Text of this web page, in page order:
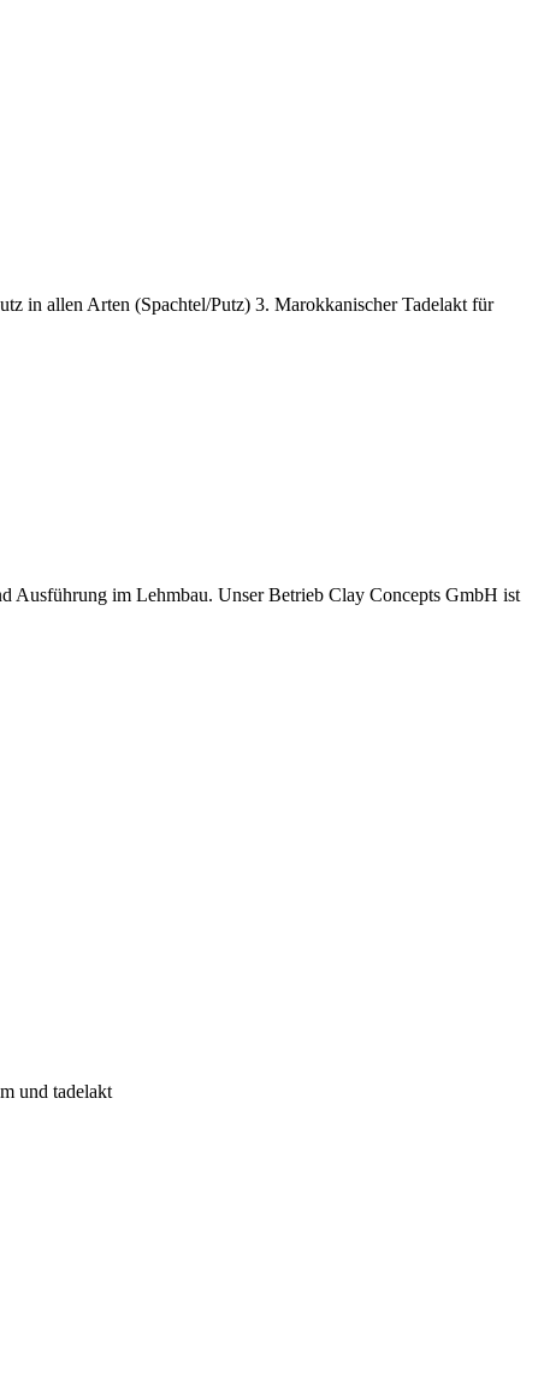
in allen Arten (Spachtel/Putz) 3. Marokkanischer Tadelakt für
Ausführung im Lehmbau. Unser Betrieb Clay Concepts GmbH ist
und tadelakt